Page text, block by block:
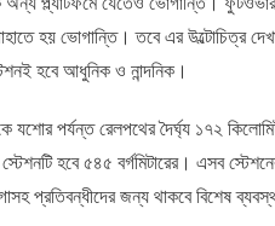
হচ্ছে
রেলওয়ে
হয় ভোগান্তি। তবে এর উল্টোচিত্র
হবে আধুনিক ও নান্দনিক।
যশোর পর্যন্ত রেলপথের দৈর্ঘ্য ১৭২
স্টেশনটি হবে ৫৪৫ বর্গমিটারের। এসব
প্রতিবন্ধীদের জন্য থাকবে বিশেষ